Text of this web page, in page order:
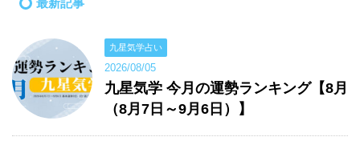
最新記事
九星気学占い
2026/08/05
九星気学 今月の運勢ランキング【8月
（8月7日～9月6日）】